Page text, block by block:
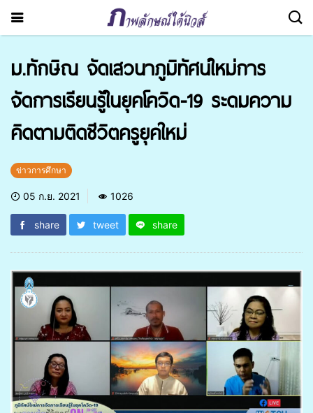
ม.ทักษิณ จัดเสวนาภูมิทัศน์ใหม่การ
จัดการเรียนรู้ในยุคโควิด-19 ระดมความ
คิดตามติดชีวิตครูยุคใหม่
ข่าวการศึกษา
05 ก.ย. 2021 1026
share tweet share